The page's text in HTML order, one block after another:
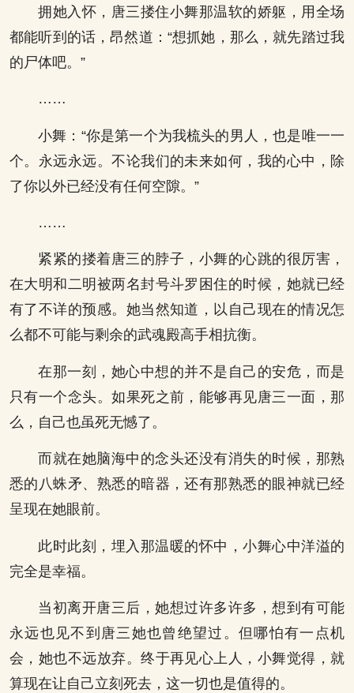
拥她入怀，唐三搂住小舞那温软的娇躯，用全场
都能听到的话，昂然道：“想抓她，那么，就先踏过我
的尸体吧。”
……
小舞：“你是第一个为我梳头的男人，也是唯一一
个。永远永远。不论我们的未来如何，我的心中，除
了你以外已经没有任何空隙。”
……
紧紧的搂着唐三的脖子，小舞的心跳的很厉害，
在大明和二明被两名封号斗罗困住的时候，她就已经
有了不详的预感。她当然知道，以自己现在的情况怎
么都不可能与剩余的武魂殿高手相抗衡。
在那一刻，她心中想的并不是自己的安危，而是
只有一个念头。如果死之前，能够再见唐三一面，那
么，自己也虽死无憾了。
而就在她脑海中的念头还没有消失的时候，那熟
悉的八蛛矛、熟悉的暗器，还有那熟悉的眼神就已经
呈现在她眼前。
此时此刻，埋入那温暖的怀中，小舞心中洋溢的
完全是幸福。
当初离开唐三后，她想过许多许多，想到有可能
永远也见不到唐三她也曾绝望过。但哪怕有一点机
会，她也不远放弃。终于再见心上人，小舞觉得，就
算现在让自己立刻死去，这一切也是值得的。